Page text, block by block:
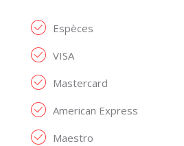
Espèces
VISA
Mastercard
American Express
Maestro